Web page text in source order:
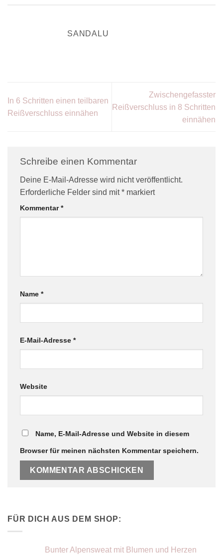
SANDALU
In 6 Schritten einen teilbaren
Reißverschluss einnähen
Zwischengefasster
Reißverschluss in 8 Schritten
einnähen
Schreibe einen Kommentar
Deine E-Mail-Adresse wird nicht veröffentlicht.
Erforderliche Felder sind mit* markiert
Kommentar*
Name *
E-Mail-Adresse *
Website
Name, E-Mail-Adresse und Website in diesem
Browser für meinen nächsten Kommentar speichern.
FÜR DICH AUS DEM SHOP:
Bunter Alpensweat mit Blumen und Herzen